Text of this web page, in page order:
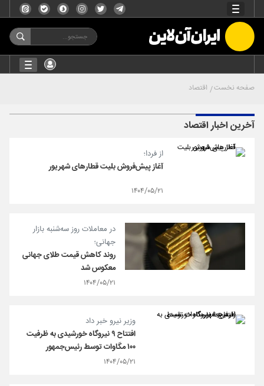
صفحه نخست اقتصاد
آخرین اخبار اقتصاد
از فردا؛
آغاز پیش‌فروش بلیت قطارهای شهریور
۱۴۰۴/۰۵/۲۱
در معاملات روز سه‌شنبه بازار
جهانی؛
روند کاهش قیمت طلای جهانی
معکوس شد
۱۴۰۴/۰۵/۲۱
وزیر نیرو خبر داد
افتتاح ۹ نیروگاه خورشیدی به ظرفیت
۱۰۰ مگاوات توسط رئیس‌جمهور
۱۴۰۴/۰۵/۲۱